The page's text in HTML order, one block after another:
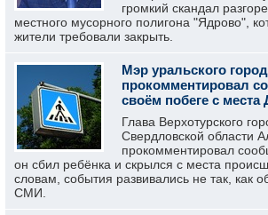
громкий скандал
местного мусорного полигона "Ядрово",
жители требовали закрыть.
Мэр уральского
прокомментировал
своём побеге с места
Глава Верхотурского
Свердловской области
прокомментировал
он сбил ребёнка и скрылся с места
словам, события развивались не так, как
СМИ.